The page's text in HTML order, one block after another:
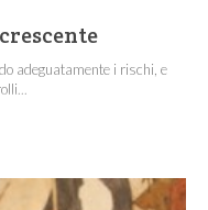
adeguatamente i rischi, e